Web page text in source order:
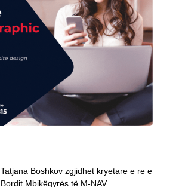
Tatjana Boshkov zgjidhet kryetare e re e
Bordit Mbikëqyrës të M-NAV